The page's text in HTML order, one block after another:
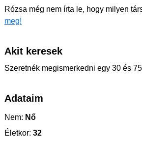
Rózsa még nem írta le, hogy milyen
meg!
Akit keresek
Szeretnék megismerkedni egy 30 és
Adataim
Nem: Nő
Életkor: 32